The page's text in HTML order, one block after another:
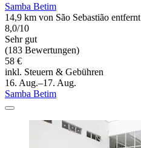
Samba Betim
14,9 km von São Sebastião entfernt
8,0/10
Sehr gut
(183 Bewertungen)
58 €
inkl. Steuern & Gebühren
16. Aug.–17. Aug.
Samba Betim